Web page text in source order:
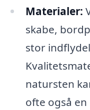
Materialer:
skabe,
stor
natursten
ofte også